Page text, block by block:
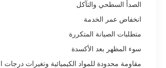
الصدأ السطحي والتآكل
انخفاض عمر الخدمة
متطلبات الصيانة المتكررة
سوء المظهر بعد الأكسدة
مقاومة محدودة للمواد الكيميائية وتغيرات درجات